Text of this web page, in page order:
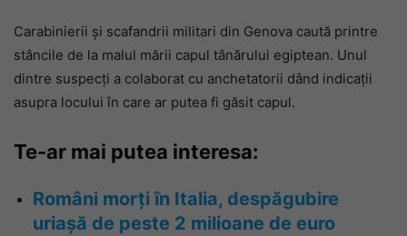
Carabinierii și scafandrii militari din Genova caută printre
stâncile de la malul mării capul tânărului egiptean. Unul
dintre suspecți a colaborat cu anchetatorii dând indicații
asupra locului în care ar putea fi găsit capul.
Te-ar mai putea interesa:
Români morți în Italia, despăgubire
uriașă de peste 2 milioane de euro